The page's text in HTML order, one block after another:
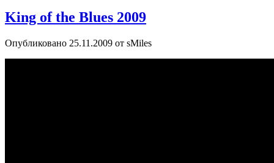
в
Москве
Санкт-
Петербурге
King of the Blues 2009
Опубликовано 25.11.2009 от sMiles